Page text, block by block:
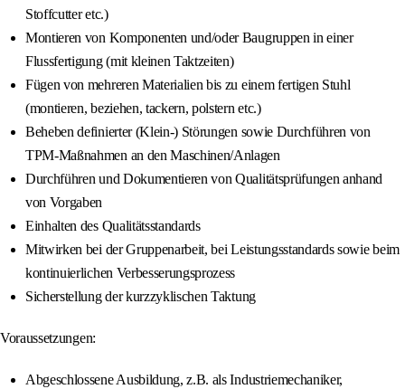
Stoffcutter etc.)
Montieren von Komponenten und/oder Baugruppen in einer
Flussfertigung (mit kleinen Taktzeiten)
Fügen von mehreren Materialien bis zu einem fertigen Stuhl
(montieren, beziehen, tackern, polstern etc.)
Beheben definierter (Klein-) Störungen sowie Durchführen von
TPM-Maßnahmen an den Maschinen/Anlagen
Durchführen und Dokumentieren von Qualitätsprüfungen anhand
von Vorgaben
Einhalten des Qualitätsstandards
Mitwirken bei der Gruppenarbeit, bei Leistungsstandards sowie beim
kontinuierlichen Verbesserungsprozess
Sicherstellung der kurzzyklischen Taktung
Voraussetzungen:
Abgeschlossene Ausbildung, z.B. als Industriemechaniker,